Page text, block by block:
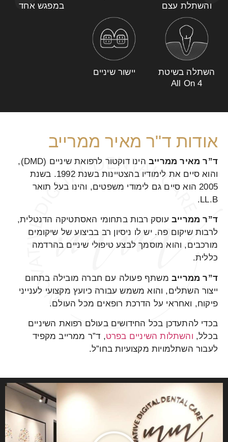
והשתלת עצם
במפגש אחד
השתלה בשיטת
All On 4
יישור שיניים
אודות ד"ר מאיר ממרייב
ד”ר מאיר ממרייב
הינו דוקטור לרפואת שיניים (DMD),
והוא סיים את לימודיו בהצטיינות בשנת 1992. בשנת
2005 הוא סיים גם לימודי משפטים, והינו בעל תואר
LL.B.
ד”ר ממרייב עוסק רבות בתחומי האסתטיקה הדנטלית,
לרבות שיקום פה. יש לו ניסיון רב בביצוע של שיקומים
מורכבים, והוא מוסמך לבצע טיפולי שיניים בהרדמה
כללית.
ד”ר ממרייב משתף פעולה עם חברה מובילה בתחום
ייצור השתלים, והוא משמש עבורה כיועץ מקצועי לענייני
פיקוח, ואחראי על הדרכת רופאים מכל העולם.
בכדי להתעדכן בכל החידושים בעולם רפואת השיניים
בכלל, והשתלות השיניים בפרט, ד”ר ממרייב מקפיד
לעבור השתלמויות מקצועיות בחו”ל.